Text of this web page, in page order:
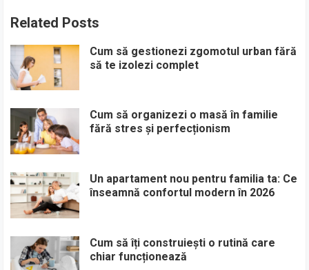
Related Posts
Cum să gestionezi zgomotul urban fără
să te izolezi complet
Cum să organizezi o masă în familie
fără stres și perfecționism
Un apartament nou pentru familia ta: Ce
înseamnă confortul modern în 2026
Cum să îți construiești o rutină care
chiar funcționează